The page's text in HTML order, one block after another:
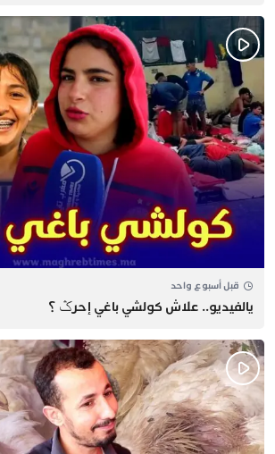
قبل أسبوع واحد
يالفيديو.. علاش كولشي باغي إحرݣ ؟